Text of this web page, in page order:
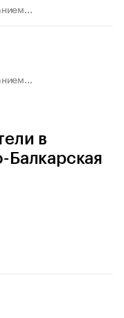
в
Балкарская